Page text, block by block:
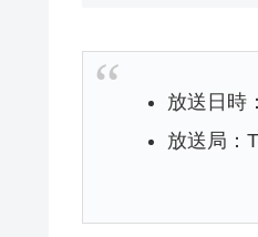
放送日時
放送局：